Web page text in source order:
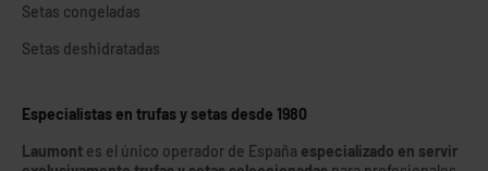
Setas congeladas
Setas deshidratadas
Especialistas en trufas y setas desde 1980
Laumont es el único operador de España especializado en servir